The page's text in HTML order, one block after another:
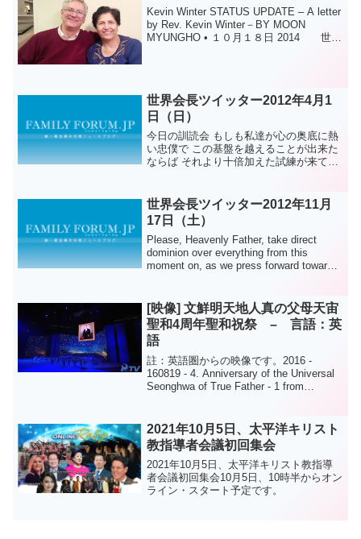
Kevin Winter STATUS UPDATE – A letter
by Rev. Kevin Winter－BY MOON
MYUNGHO • １０月１８日 2014 世界
世界会長ツイッター2012年4月1
日（日）
今日の訓読会 もしも私達が心の奥底に熱
い忠僕で この基盤を越えることが出来た
ならば それより十倍加えた試練が来て私
して行かなければ 行くことが出来ないと
いうのです。アジ...
世界会長ツイッター2012年11月
17日（土）
Please, Heavenly Father, take direct
dominion over everything from this
moment on, as we press forward toward
[映像] 文鮮明天地人真の父母天宙
聖和4周年聖和祝祭 – 言語：英
語
註：英語圏からの映像です。2016 -
160819 - 4. Anniversary of the Universal
Seonghwa of True Father - 1 from
2021年10月5日、太平洋キリスト
教指導者会議初回集会
2021年10月5日、太平洋キリスト教指導
者会議初回集会10月5日、10時半からオン
ライン・スタート予定です。